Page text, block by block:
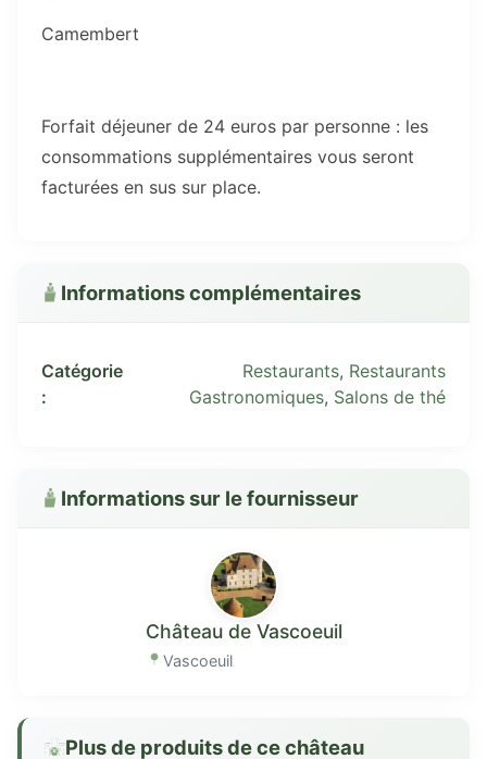
Camembert
Forfait déjeuner de 24 euros par personne : les
consommations supplémentaires vous seront
facturées en sus sur place.
Informations complémentaires
Catégorie
:
Restaurants, Restaurants
Gastronomiques, Salons de thé
Informations sur le fournisseur
Château de Vascoeuil
Vascoeuil
Plus de produits de ce château